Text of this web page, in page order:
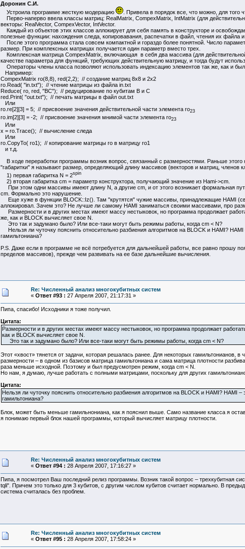
Доронин С.И.
Устроила программе жесткую модерацию
. Привела в порядок все, что можно, для того
Перво-наперво ввела классы матриц: RealMatrix, CompexMatrix, IntMatrix (для
векторы: RealVector, CompexVector, IntVector.
Каждый из объектов этих классов аллокирует для себя память в конструкторе и
полезные функции: нахождения следа, копировавания, распечатки в файл, чтения их файла и
После этого программа стала совсем компактной и гораздо более понятной. Число
размер. При комплексных матрицах получается один параметр вместо трех.
Комплексная матрица CompexMatrix, включающая в себя два массива (для
качестве параметра для функций, требующих действительную матрицу, и тогда будут
Операторы члены класса позволяют использовать индексацию элементов так же, как и
Например:
CompexMatrix ro(8,8), red(2,2); // создание матриц 8x8 и 2x2
ro.Read( "in.txt"); // чтение матрицы из файла in.txt
Reduce( ro, red, "BC"); // редуцирование по кубитам B и C
red.Print( "out.txt"); // печать матрицы в файл out.txt
Или
ro.re[2][3] = 5; // присвоение значения действительной части элемента ro23
ro.im[2][3] = -2; // присвоение значения мнимой части элемента ro23
Или
x = ro.Trace(); // вычисление следа
Или
ro.CopyTo( ro1); // копирование матрицы ro в матрицу ro1
и т.д.
В ходе переработки программы возник вопрос, связанный с размерностями. Раньше
"габаритки" я называют размер, определяющий длину массивов (векторов и матриц, членов
1) первая габаритка N = 2spin
2) вторая габаритка cm = параметр конструктора, получающий значение из Hami->cm.
При этом одни массивы имеют длину N, а другие cm, и от этого возникает формальная
cm. Формально это нарушение.
Еще хуже в функции BLOCK::Iz(). Там "крутятся" чужие массивы, принадлежащие HAMI
аллокировал. Зачем это? Не лучше ли самому HAMI заниматься своими массивами, про
Размерности и в других местах имеют массу нестыковок, но программа продолжает
же, как и BLOCK вычисляет свое N.
Это так и задумано было? Или все-таки могут быть режимы работы, когда cm < N?
Нельзя ли чуточку пояснить относительно разбиения алгоритмов на BLOCK и HAMI?
гамильтониана?
P.S. Даже если в программе не всё потребуется для дальнейшей работы, все равно прошу
пределов массивов), прежде чем развивать на ее базе дальнейшие вычисления.
Re: Численный анализ многокубитных систем
« Ответ #93 : 27 Апреля 2007, 21:17:31 »
Пипа, спасибо! Исходники я тоже получил.
Цитата:
Размерности и в других местах имеют массу нестыковок, но программа продолжает
как и BLOCK вычисляет свое N.
Это так и задумано было? Или все-таки могут быть режимы работы, когда cm < N?
Этот «хвост» тянется от задачи, которая решалась ранее. Для некоторых гамильтонианов,
размерности – в одном из базисов матрица гамильтониана и сама матрица плотности
раза меньше исходной. Поэтому и был предусмотрен режим, когда cm < N.
Но нам, я думаю, лучше работать с полными матрицами, поскольку для других
Цитата:
Нельзя ли чуточку пояснить относительно разбиения алгоритмов на BLOCK и HAMI?
гамильтониана?
Блок, может быть меньше гамильнониана, как я пояснил выше. Само название класса я
я понимаю первый блок нашей программы, который вычисляет матрицу плотности.
Re: Численный анализ многокубитных систем
« Ответ #94 : 28 Апреля 2007, 17:16:27 »
Пипа, я посмотрел Ваш последний релиз программы. Возник такой вопрос – трехкубитная
tqli". Причем это только для 3 кубитов, с другим числом кубитов считает нормально. В
система считалась без проблем.
Re: Численный анализ многокубитных систем
« Ответ #95 : 28 Апреля 2007, 17:58:24 »